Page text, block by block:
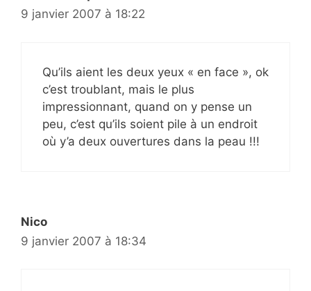
9 janvier 2007 à 18:22
Qu’ils aient les deux yeux « en face », ok
c’est troublant, mais le plus
impressionnant, quand on y pense un
peu, c’est qu’ils soient pile à un endroit
où y’a deux ouvertures dans la peau !!!
Nico
9 janvier 2007 à 18:34